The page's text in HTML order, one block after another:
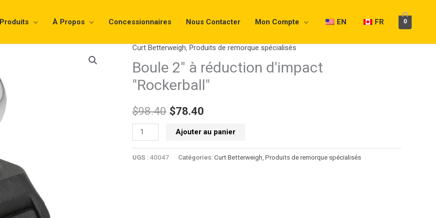
Produits À Propos Concessionnaires Nous Contacter Mon Compte EN FR 0
Curt Betterweigh, Produits de remorque spécialisés
Boule 2" à réduction d'impact
"Rockerball"
$98.40
Le
prix
initial
était :
$98.40.
$78.40
Le
prix
actuel
$78.40.
quantité
de
Hitch
Trailer
Ball
(1"
Ajouter au panier
UGS :40047 Catégories:Curt Betterweigh,Produits de remorque spécialisés